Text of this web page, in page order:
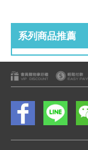
系列商品推薦